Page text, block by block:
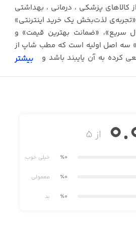
پزشکی ، درمانی ، بهداشتی
«تجربه‌ی لذت‌بخش یک خرید اینترنتی»
سریع»، «ضمانت بهترین قیمت» و
سه اصل اولیه است که مطب شاپ از
به آن پایبند باشد و با رعایت
اشاره می‌شود:
هوش و مطمئن
بیشتر
از ۵
٪0 خیلی خوب
٪0 معمولی
٪0 بد